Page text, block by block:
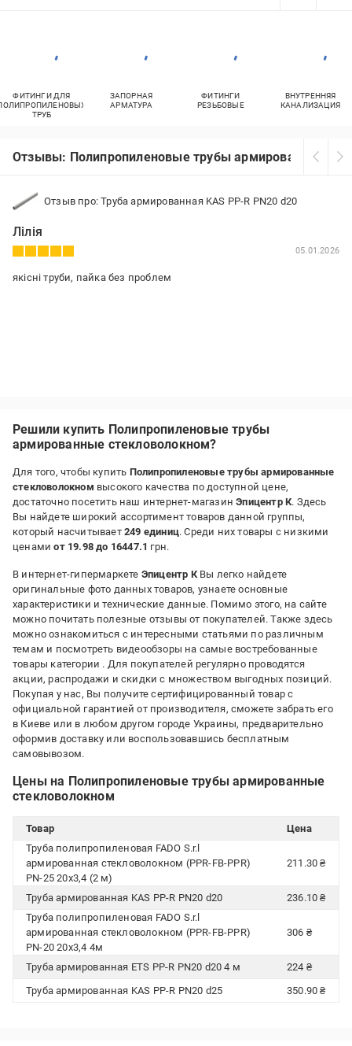
ФИТИНГИ ДЛЯ
ТРУБ
ЗАПОРНАЯ
АРМАТУРА
ФИТИНГИ
РЕЗЬБОВЫЕ
ВНУТРЕННЯЯ
КАНАЛИЗАЦИЯ
Отзывы: Полипропиленовые трубы армированные
Отзыв про: Труба армированная KAS PP-R PN20 d20
Лілія
05.01.2026
якісні труби, пайка без проблем
Решили купить Полипропиленовые трубы
армированные стекловолокном?
Для того, чтобы купить Полипропиленовые трубы армированные
стекловолокном высокого качества по доступной цене,
достаточно посетить наш интернет-магазинЭпицентр К. Здесь
Вы найдете широкий ассортимент товаров данной группы,
который насчитывает 249 единиц. Среди них товары с низкими
ценамиот 19.98 до 16447.1 грн.
В интернет-гипермаркете Эпицентр КВы легко найдете
оригинальные фото данных товаров, узнаете основные
характеристики и технические данные. Помимо этого, на сайте
можно почитать полезные отзывы от покупателей. Также здесь
можно ознакомиться с интересными статьями по различным
темам и посмотреть видеообзоры на самые востребованные
товары категории . Для покупателей регулярно проводятся
акции, распродажи и скидки с множеством выгодных позиций.
Покупая у нас, Вы получите сертифицированный товар с
официальной гарантией от производителя, сможете забрать его
в Киеве или в любом другом городе Украины, предварительно
оформив доставку или воспользовавшись бесплатным
самовывозом.
Цены на Полипропиленовые трубы армированные
стекловолокном
Товар
Цена
Труба полипропиленовая FADO S.r.l
армированная стекловолокном (PPR-FB-PPR)
PN-25 20х3,4 (2 м)
211.30 ₴
Труба армированная KAS PP-R PN20 d20
236.10 ₴
Труба полипропиленовая FADO S.r.l
армированная стекловолокном (PPR-FB-PPR)
PN-20 20х3,4 4м
306 ₴
Труба армированная ETS PP-R PN20 d20 4 м
224 ₴
Труба армированная KAS PP-R PN20 d25
350.90 ₴